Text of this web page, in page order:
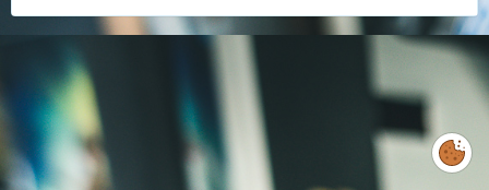
mail
Zarządzaj
preferencjami
cookies